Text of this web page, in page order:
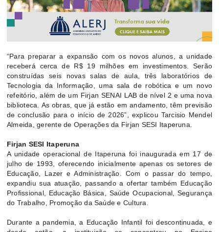
“Para preparar a expansão com os novos alunos, a unidade
receberá cerca de R$ 19 milhões em investimentos. Serão
construídas seis novas salas de aula, três laboratórios de
Tecnologia da Informação, uma sala de robótica e um novo
refeitório, além de um Firjan SENAI LAB de nível 2 e uma nova
biblioteca. As obras, que já estão em andamento, têm previsão
de conclusão para o início de 2026”, explicou Tarcisio Mendel
Almeida, gerente de Operações da Firjan SESI Itaperuna.
Firjan SESI Itaperuna
A unidade operacional de Itaperuna foi inaugurada em 17 de
julho de 1993, oferecendo inicialmente apenas os setores de
Educação, Lazer e Administração. Com o passar do tempo,
expandiu sua atuação, passando a ofertar também Educação
Profissional, Educação Básica, Saúde Ocupacional, Segurança
do Trabalho, Promoção da Saúde e Cultura.
Durante a pandemia, a Educação Infantil foi descontinuada, e